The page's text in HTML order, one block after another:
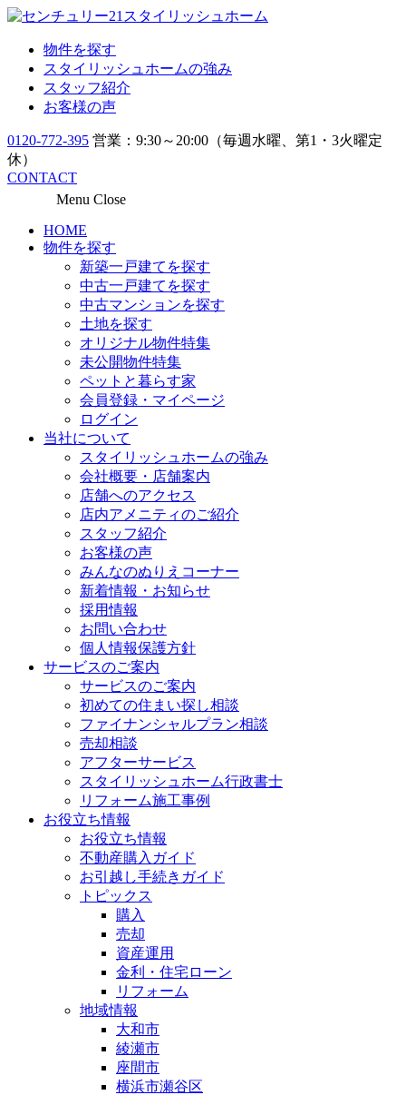
物件を探す
スタイリッシュホームの強み
スタッフ紹介
お客様の声
0120-772-395 営業：9:30～20:00（毎週水曜、第1・3火曜定
休）
CONTACT
Menu Close
HOME
物件を探す
新築一戸建てを探す
中古一戸建てを探す
中古マンションを探す
土地を探す
オリジナル物件特集
未公開物件特集
ペットと暮らす家
会員登録・マイページ
ログイン
当社について
スタイリッシュホームの強み
会社概要・店舗案内
店舗へのアクセス
店内アメニティのご紹介
スタッフ紹介
お客様の声
みんなのぬりえコーナー
新着情報・お知らせ
採用情報
お問い合わせ
個人情報保護方針
サービスのご案内
サービスのご案内
初めての住まい探し相談
ファイナンシャルプラン相談
売却相談
アフターサービス
スタイリッシュホーム行政書士
リフォーム施工事例
お役立ち情報
お役立ち情報
不動産購入ガイド
お引越し手続きガイド
トピックス
購入
売却
資産運用
金利・住宅ローン
リフォーム
地域情報
大和市
綾瀬市
座間市
横浜市瀬谷区